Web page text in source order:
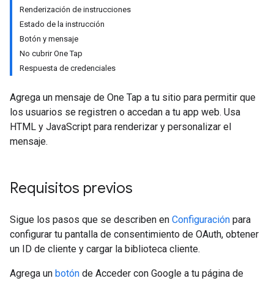
Renderización de instrucciones
Estado de la instrucción
Botón y mensaje
No cubrir One Tap
Respuesta de credenciales
Agrega un mensaje de One Tap a tu sitio para permitir que
los usuarios se registren o accedan a tu app web. Usa
HTML y JavaScript para renderizar y personalizar el
mensaje.
Requisitos previos
Sigue los pasos que se describen en Configuración para
configurar tu pantalla de consentimiento de OAuth, obtener
un ID de cliente y cargar la biblioteca cliente.
Agrega un botón de Acceder con Google a tu página de